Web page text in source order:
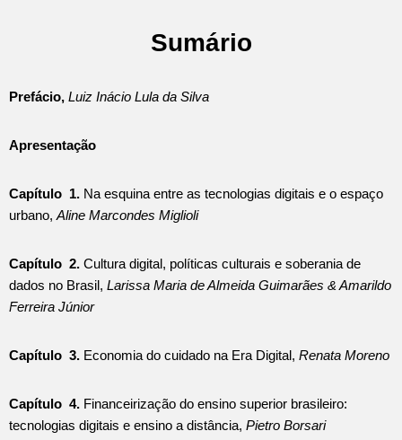
Sumário
Prefácio, Luiz Inácio Lula da Silva
Apresentação
Capítulo 1. Na esquina entre as tecnologias digitais e o espaço
urbano, Aline Marcondes Miglioli
Capítulo 2. Cultura digital, políticas culturais e soberania de
dados no Brasil, Larissa Maria de Almeida Guimarães & Amarildo
Ferreira Júnior
Capítulo 3. Economia do cuidado na Era Digital, Renata Moreno
Capítulo 4. Financeirização do ensino superior brasileiro:
tecnologias digitais e ensino a distância, Pietro Borsari